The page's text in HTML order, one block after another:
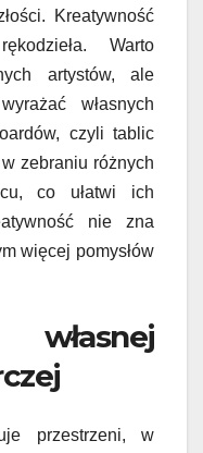
Kreatywność
Warto
artystów, ale
własnych
czyli tablic
zebraniu różnych
co ułatwi ich
nie zna
więcej pomysłów
przestrzeni, w